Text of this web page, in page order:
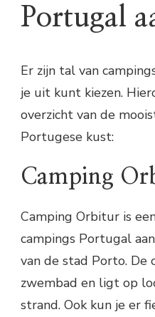
Portugal
Er zijn tal van
je uit kunt kiezen.
overzicht van de
Portugese kust:
Camping
Camping Orbitur is
campings Portugal
van de stad Porto. De
zwembad en ligt op
strand. Ook kun je er